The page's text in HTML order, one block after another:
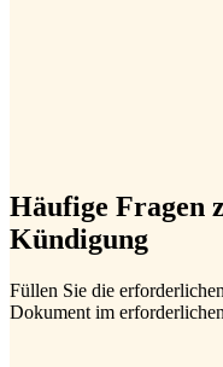
Häufige Fragen
Kündigung
Füllen Sie die
Dokument im